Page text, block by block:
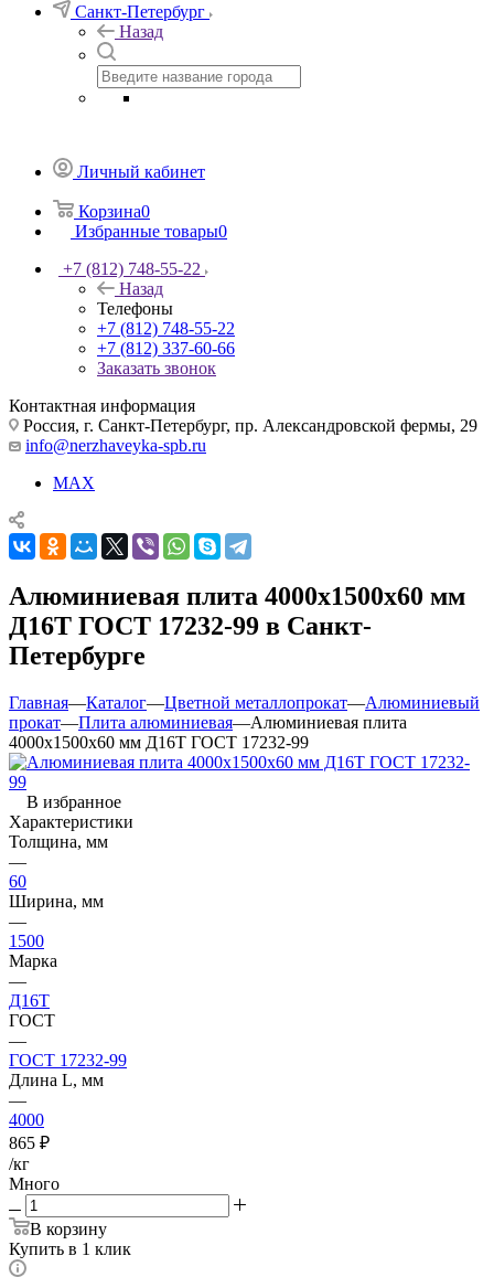
Санкт-Петербург
Назад
Личный кабинет
Корзина0
Избранные товары0
+7 (812) 748-55-22
Назад
Телефоны
+7 (812) 748-55-22
+7 (812) 337-60-66
Заказать звонок
Контактная информация
Россия, г. Санкт-Петербург, пр. Александровской фермы, 29
info@nerzhaveyka-spb.ru
MAX
Алюминиевая плита 4000х1500х60 мм
Д16Т ГОСТ 17232-99 в Санкт-
Петербурге
Главная—Каталог—Цветной металлопрокат—Алюминиевый
прокат—Плита алюминиевая—Алюминиевая плита
4000х1500х60 мм Д16Т ГОСТ 17232-99
В избранное
Характеристики
Толщина, мм
—
60
Ширина, мм
—
1500
Марка
—
Д16Т
ГОСТ
—
ГОСТ 17232-99
Длина L, мм
—
4000
865 ₽
/кг
Много
В корзину
Купить в 1 клик